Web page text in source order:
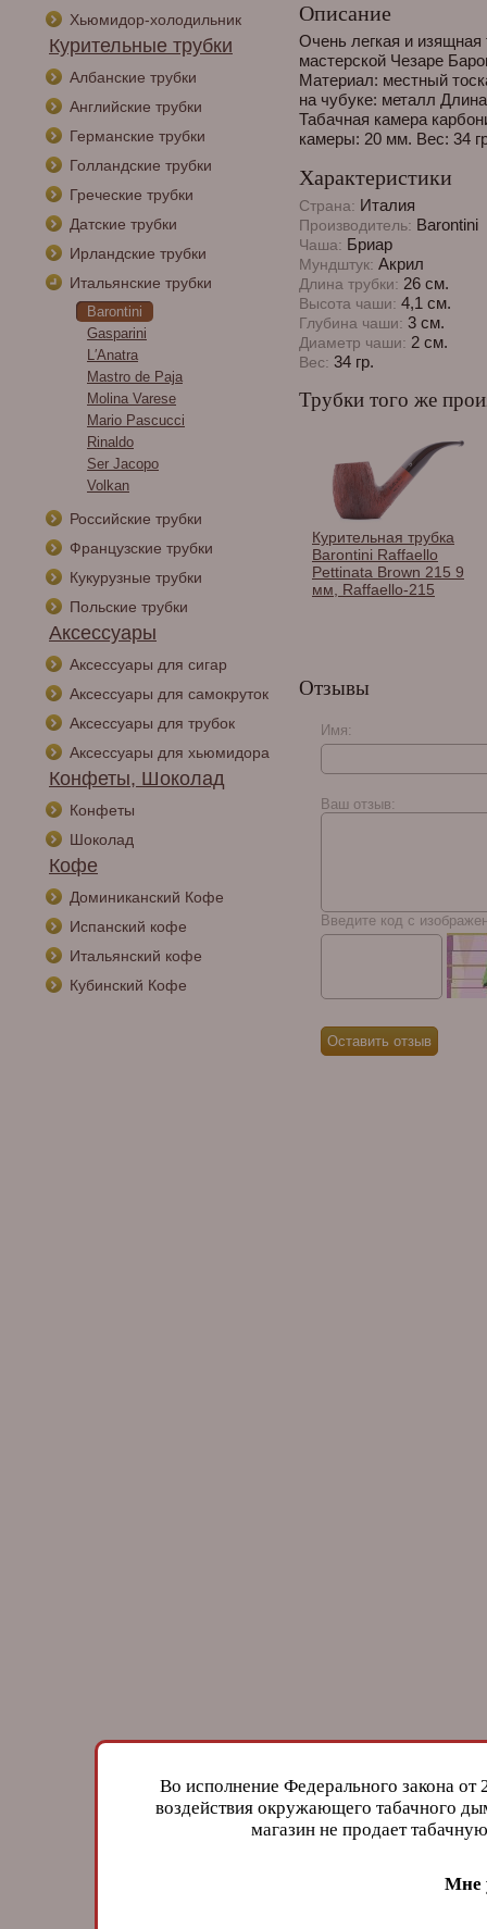
Хьюмидор-холодильник
Курительные трубки
Албанские трубки
Английские трубки
Германские трубки
Голландские трубки
Греческие трубки
Датские трубки
Ирландские трубки
Итальянские трубки
Barontini
Gasparini
L′Аnatra
Mastro de Paja
Molina Varese
Mario Pascucci
Rinaldo
Ser Jacopo
Volkan
Российские трубки
Французские трубки
Кукурузные трубки
Польские трубки
Аксессуары
Аксессуары для сигар
Аксессуары для самокруток
Аксессуары для трубок
Аксессуары для хьюмидора
Конфеты, Шоколад
Конфеты
Шоколад
Кофе
Доминиканский Кофе
Испанский кофе
Итальянский кофе
Кубинский Кофе
Описание
Очень легкая и изящная
мастерской Чезаре
Материал: местный
на чубуке: металл
Табачная камера
камеры: 20 мм. Вес: 34
Характеристики
Страна: Италия
Производитель: Barontini
Чаша: Бриар
Мундштук: Акрил
Длина трубки: 26 см.
Высота чаши: 4,1 см.
Глубина чаши: 3 см.
Диаметр чаши: 2 см.
Вес: 34 гр.
Трубки того же
Курительная трубка
Barontini Raffaello
Pettinata Brown 215 9
мм, Raffaello-215
Курительная трубка
мм, Raffaello-211
Отзывы
Имя:
Ваш отзыв:
Введите код с
Во исполнение Федерального закона
воздействия окружающего табачного
магазин не продает
Мне